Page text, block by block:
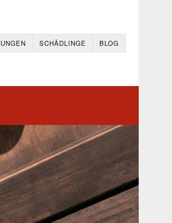
SCHÄDLINGE BLOG